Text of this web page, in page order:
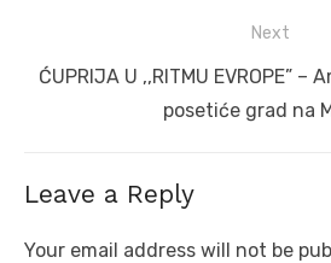
Next
Next
ĆUPRIJA U ,,RITMU EVROPE” –
posetiće grad na
Leave a Reply
Your email address will not be